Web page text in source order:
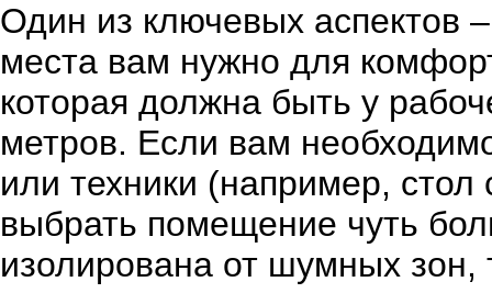
Один из ключевых аспектов
места вам нужно для
которая должна быть у
метров. Если вам
или техники (например,
выбрать помещение чуть
изолирована от шумных зон,